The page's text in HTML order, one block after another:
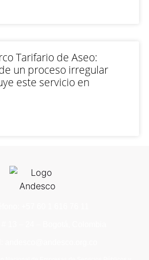
Tarifario de Aseo:
un proceso irregular
este servicio en